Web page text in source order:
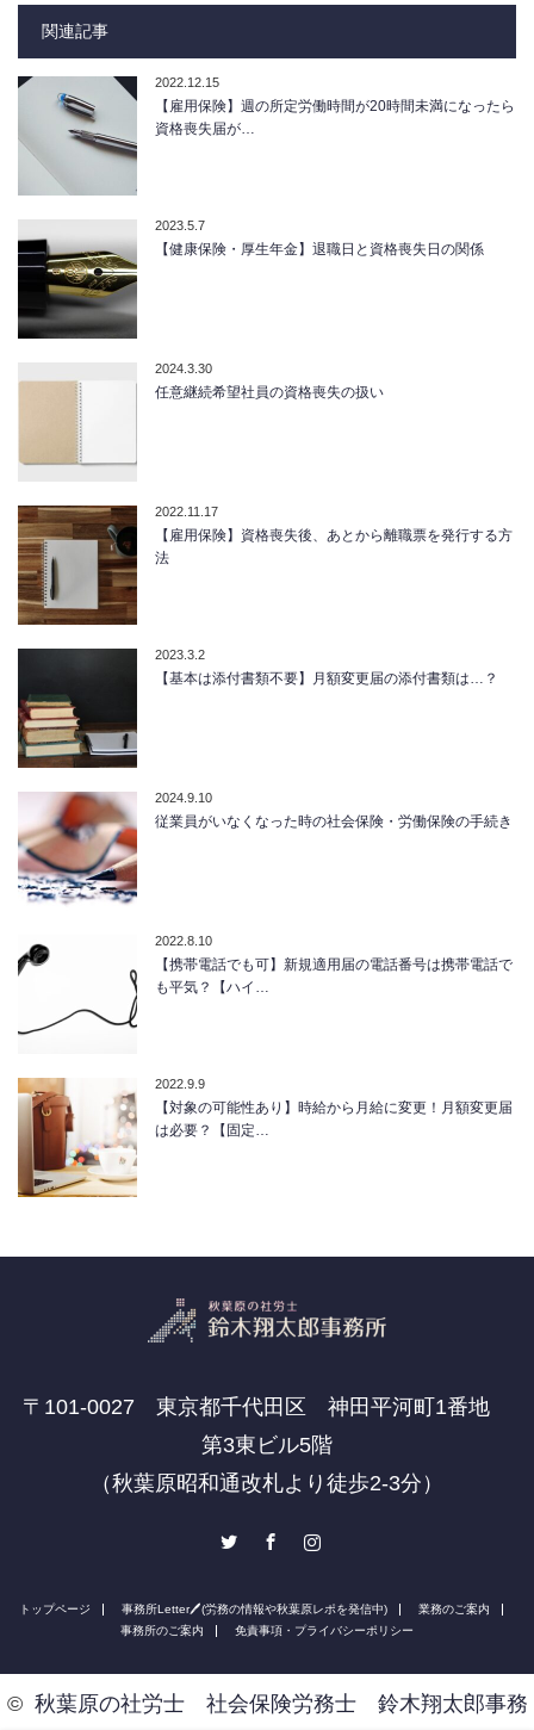
関連記事
2022.12.15
【雇用保険】週の所定労働時間が20時間未満になったら
資格喪失届が…
2023.5.7
【健康保険・厚生年金】退職日と資格喪失日の関係
2024.3.30
任意継続希望社員の資格喪失の扱い
2022.11.17
【雇用保険】資格喪失後、あとから離職票を発行する方
法
2023.3.2
【基本は添付書類不要】月額変更届の添付書類は…？
2024.9.10
従業員がいなくなった時の社会保険・労働保険の手続き
2022.8.10
【携帯電話でも可】新規適用届の電話番号は携帯電話で
も平気？【ハイ…
2022.9.9
【対象の可能性あり】時給から月給に変更！月額変更届
は必要？【固定…
〒101-0027 東京都千代田区 神田平河町1番地
第3東ビル5階
（秋葉原昭和通改札より徒歩2-3分）
Instagram
トップページ 事務所Letter🖊(労務の情報や秋葉原レポを発信中)
業務のご案内
事務所のご案内
免責事項・プライバシーポリシー
© 秋葉原の社労士 社会保険労務士 鈴木翔太郎事務